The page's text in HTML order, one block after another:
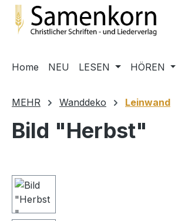
Hauptinhalt springen
Zur Suche springen
Zur Hauptnavigation springen
Home NEU LESEN HÖREN
MEHR Wanddeko Leinwand
Bild "Herbst"
Bildergalerie überspringen